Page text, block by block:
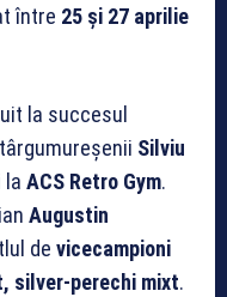
între 25 și 27 aprilie
la succesul
Silviu
la ACS Retro Gym.
Augustin
de vicecampioni
silver-perechi mixt.